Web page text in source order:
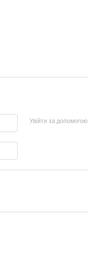
Увійти за допомогою